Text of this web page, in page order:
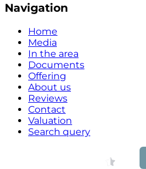
Navigation
Home
Media
In the area
Documents
Offering
About us
Reviews
Contact
Valuation
Search query